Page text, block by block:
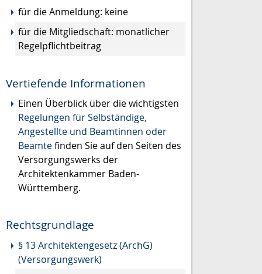
für die Anmeldung: keine
für die Mitgliedschaft: monatlicher
Regelpflichtbeitrag
Vertiefende Informationen
Einen Überblick über die wichtigsten
Regelungen für Selbständige,
Angestellte und Beamtinnen oder
Beamtefinden Sie auf den Seiten des
Versorgungswerks der
Architektenkammer Baden-
Württemberg.
Rechtsgrundlage
§ 13 Architektengesetz (ArchG)
(Versorgungswerk)